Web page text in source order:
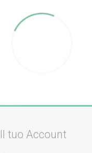
Il tuo Account